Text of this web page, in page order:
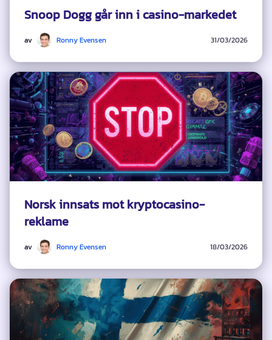
Snoop Dogg går inn i casino-markedet
av Ronny Evensen 31/03/2026
Norsk innsats mot kryptocasino-
reklame
av Ronny Evensen 18/03/2026